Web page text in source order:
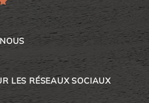
LES RÉSEAUX SOCIAUX